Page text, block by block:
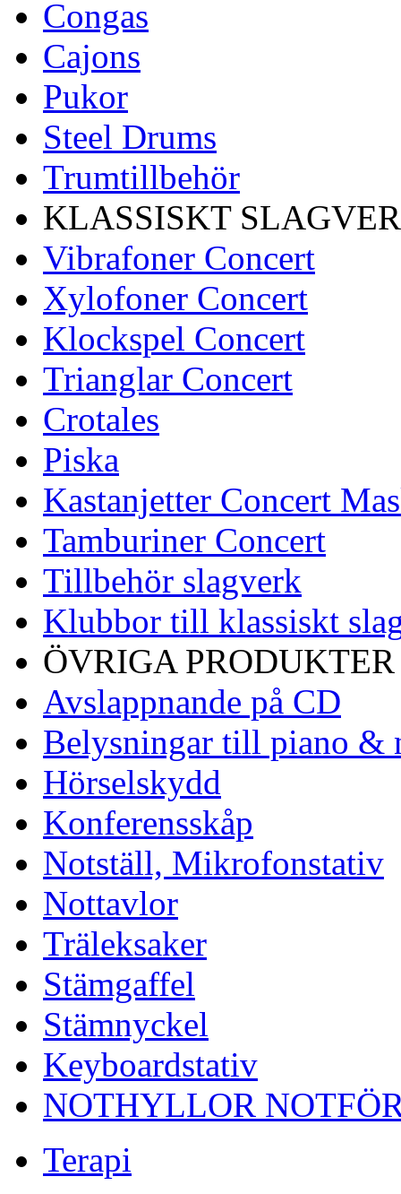
Congas
Cajons
Pukor
Steel Drums
Trumtillbehör
KLASSISKT
Vibrafoner Concert
Xylofoner Concert
Klockspel Concert
Trianglar Concert
Crotales
Piska
Kastanjetter Concert
Tamburiner Concert
Tillbehör slagverk
Klubbor till klassiskt
ÖVRIGA PRODUKTER
Avslappnande på CD
Belysningar till piano &
Hörselskydd
Konferensskåp
Notställ, Mikrofonstativ
Nottavlor
Träleksaker
Stämgaffel
Stämnyckel
Keyboardstativ
NOTHYLLOR
Terapi